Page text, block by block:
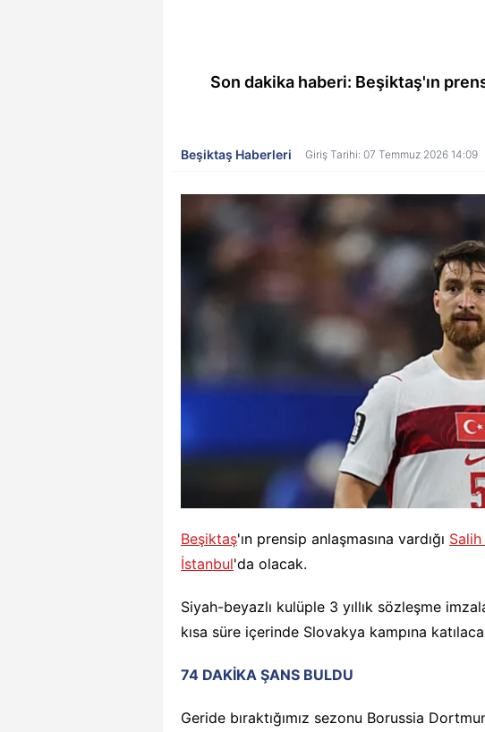
Son dakika haberi: Beşiktaş'ın
Beşiktaş Haberleri Giriş Tarihi: 07 Temmuz 2026 14:09
Beşiktaş'ın prensip anlaşmasına vardığı
İstanbul'da olacak.
Siyah-beyazlı kulüple 3 yıllık sözleşme
kısa süre içerinde Slovakya kampına
74 DAKİKA ŞANS BULDU
Geride bıraktığımız sezonu Borussia